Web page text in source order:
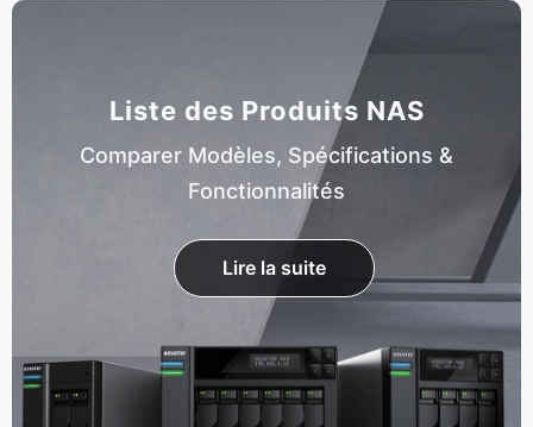
Liste des Produits NAS
Comparer Modèles, Spécifications &
Fonctionnalités
Lire la suite